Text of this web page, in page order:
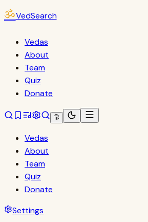
ॐVedSearch
Vedas
About
Team
Quiz
Donate
हि
Vedas
About
Team
Quiz
Donate
Settings